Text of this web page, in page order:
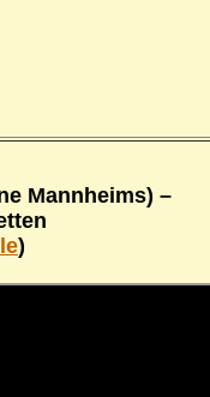
Mannheims) –
)